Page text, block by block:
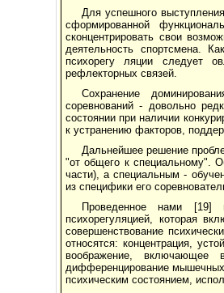
Для успешного
сформированной
сконцентрировать свои
деятельность спортсмена.
психорегу ляции следует
рефлекторных связей.
Сохранение
соревнований - довольно
состоянии при наличии
к устранению факторов,
Дальнейшее решение
"от общего к специальному".
части), а специальным -
из специфики его
Проведенное нами [19]
психорегуляцией, которая
совершенствование
относятся: концентрация,
воображение, включающее
дифференцирование мышечных
психическим состоянием,